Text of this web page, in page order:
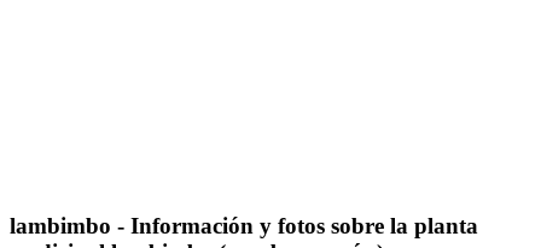
lambimbo - Información y fotos sobre la planta